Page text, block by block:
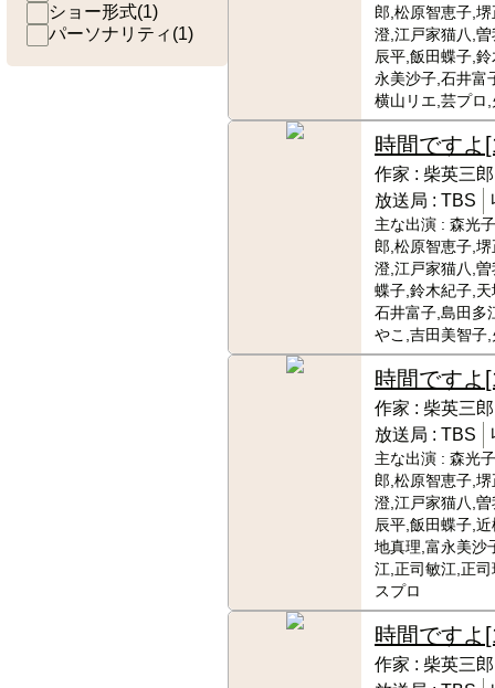
ショー形式(1)
パーソナリティ (1)
郎,松原智恵子,
澄,江戸家猫八,
辰平,飯田蝶子,
永美沙子,石井富
横山リエ,芸プロ
時間ですよ
作家 : 柴英三郎
放送局 : TBS
主な出演 : 森光
郎,松原智恵子,
澄,江戸家猫八,
蝶子,鈴木紀子,
石井富子,島田多
やこ,吉田美智子
時間ですよ
作家 : 柴英三郎
放送局 : TBS
主な出演 : 森光
郎,松原智恵子,
澄,江戸家猫八,
辰平,飯田蝶子,
地真理,富永美沙
江,正司敏江,正
スプロ
時間ですよ
作家 : 柴英三郎